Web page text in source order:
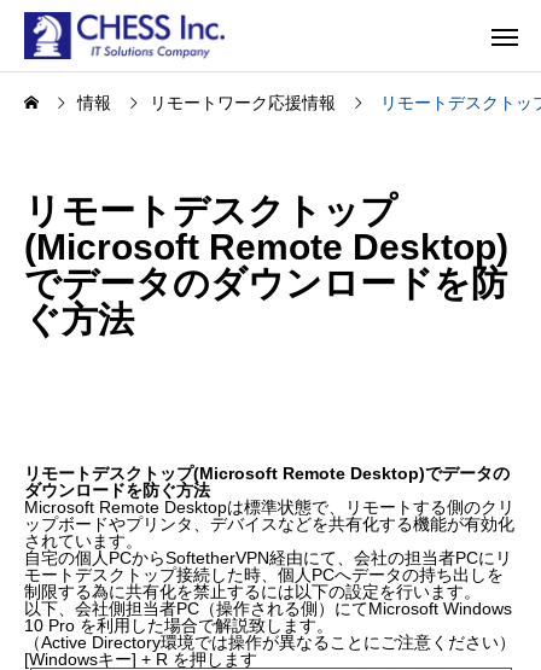
情報 リモートワーク応援情報 リモートデスクト
リモートデスクトップ
(Microsoft Remote Desktop)
でデータのダウンロードを防
ぐ方法
リモートデスクトップ(Microsoft Remote Desktop)でデータの
ダウンロードを防ぐ方法
Microsoft Remote Desktopは標準状態で、リモートする側のクリ
ップボードやプリンタ、デバイスなどを共有化する機能が有効化
されています。
自宅の個人PCからSoftetherVPN経由にて、会社の担当者PCにリ
モートデスクトップ接続した時、個人PCへデータの持ち出しを
制限する為に共有化を禁止するには以下の設定を行います。
以下、会社側担当者PC（操作される側）にてMicrosoft Windows
10 Pro を利用した場合で解説致します。
（Active Directory環境では操作が異なることにご注意ください）
[Windowsキー] + R を押します